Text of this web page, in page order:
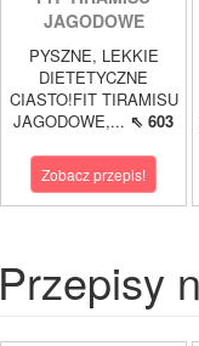
JAGODOWE
PYSZNE, LEKKIE
DIETETYCZNE
CIASTO!FIT TIRAMISU
JAGODOWE,... ⇖ 603
Zobacz przepis!
Przepisy